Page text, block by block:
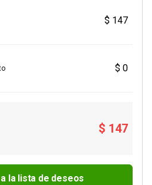
$ 147
$ 0
$ 147
la lista de deseos